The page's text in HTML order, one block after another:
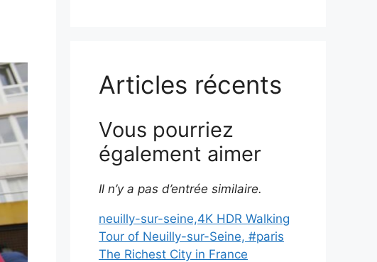
Articles récents
Vous pourriez
également aimer
Il n’y a pas d’entrée similaire.
neuilly-sur-seine,4K HDR Walking
Tour of Neuilly-sur-Seine, #paris
The Richest City in France